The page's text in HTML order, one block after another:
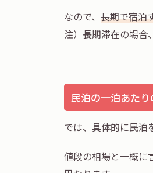
なので、 長期で宿泊
注）長期滞在の場合
民泊の一泊あたり
では、具体的に民泊
値段の相場と一概に